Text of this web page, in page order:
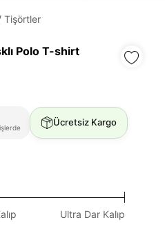
Tişörtler
Polo T-shirt
Ücretsiz Kargo
Ultra Dar Kalıp